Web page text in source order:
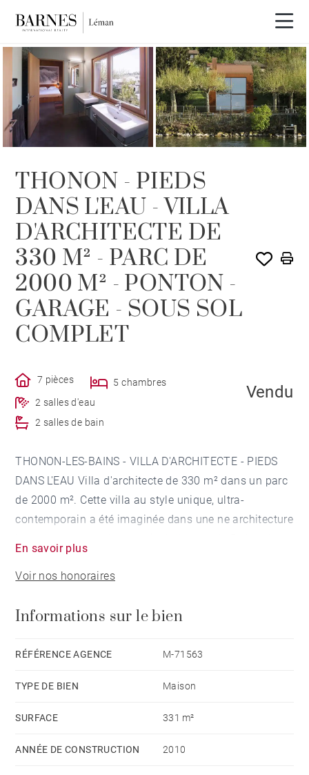
VENDU PAR BARNES
THONON - PIEDS
DANS L'EAU - VILLA
D'ARCHITECTE DE
330 M² - PARC DE
2000 M² - PONTON -
GARAGE - SOUS SOL
COMPLET
7 pièces
5 chambres
2 salles d'eau
2 salles de bain
Vendu
THONON-LES-BAINS - VILLA D'ARCHITECTE - PIEDS
DANS L'EAU Villa d'architecte de 330 m² dans un parc
de 2000 m². Cette villa au style unique, ultra-
contemporain a été imaginée dans une ne architecture
des pièces de vie aux volumes exceptionnels et aux
matériaux nobles. Vous bénéficierez d'un accès direct
complet.
En savoir plus
Voir nos honoraires
Informations sur le bien
RÉFÉRENCE AGENCE M-71563
TYPE DE BIEN Maison
SURFACE 331 m²
ANNÉE DE CONSTRUCTION 2010